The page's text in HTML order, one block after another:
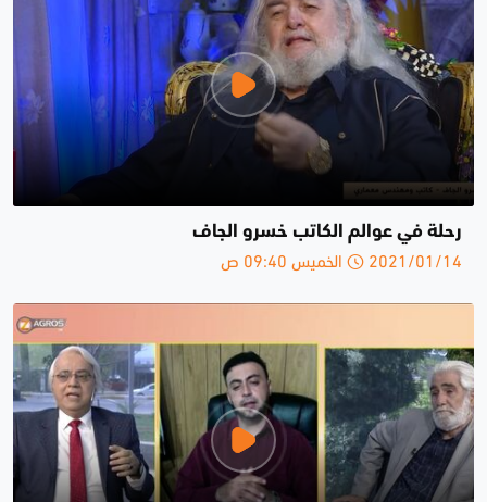
رحلة في عوالم الكاتب خسرو الجاف
2021/01/14 الخميس 09:40 ص